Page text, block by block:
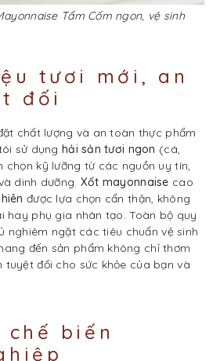
Tẩm Cốm ngon, vệ sinh
tươi mới, an
đối
chất lượng và an toàn thực phẩm
sử dụng hải sản tươi ngon (cá,
chọn kỹ lưỡng từ các nguồn uy tín,
dinh dưỡng. Xốt mayonnaise cao
được lựa chọn cẩn thận, không
hay phụ gia nhân tạo. Toàn bộ quy
nghiêm ngặt các tiêu chuẩn vệ sinh
đến sản phẩm không chỉ thơm
đối cho sức khỏe của bạn và
biến